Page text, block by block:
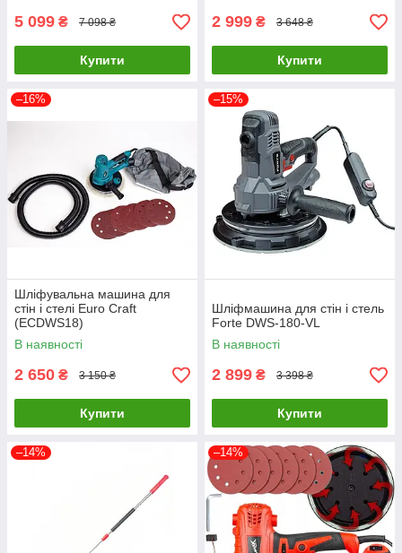
5 099 ₴ 7 098 ₴
Купити
2 999 ₴ 3 648 ₴
Купити
–16%
Шліфувальна машина для
стін і стелі Euro Craft
(ECDWS18)
В наявності
2 650 ₴ 3 150 ₴
Купити
–15%
Шліфмашина для стін і стель
Forte DWS-180-VL
В наявності
2 899 ₴ 3 398 ₴
Купити
–14% –14%